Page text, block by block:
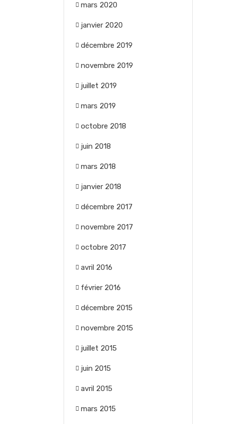
mars 2020
janvier 2020
décembre 2019
novembre 2019
juillet 2019
mars 2019
octobre 2018
juin 2018
mars 2018
janvier 2018
décembre 2017
novembre 2017
octobre 2017
avril 2016
février 2016
décembre 2015
novembre 2015
juillet 2015
juin 2015
avril 2015
mars 2015